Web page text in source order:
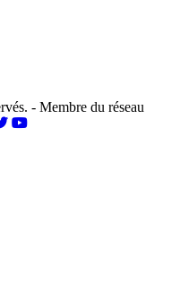
- Membre du réseau